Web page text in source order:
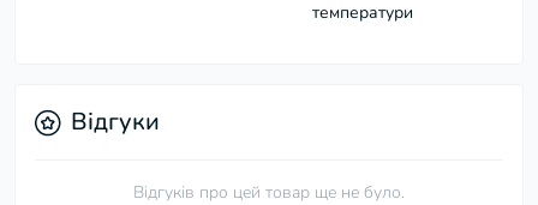
температури
Відгуки
Відгуків про цей товар ще не було.